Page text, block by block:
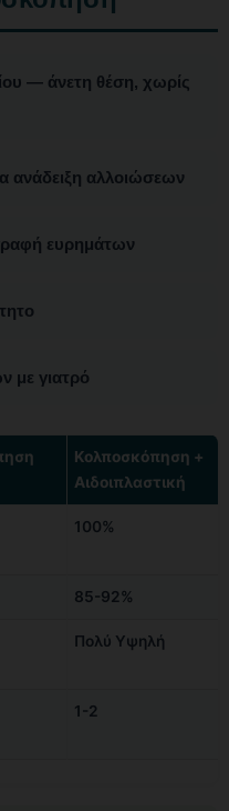
— άνετη θέση, χωρίς
ανάδειξη αλλοιώσεων
ευρημάτων
με γιατρό
Κολποσκόπηση +
Αιδοιπλαστική
100%
85-92%
Πολύ Υψηλή
1-2